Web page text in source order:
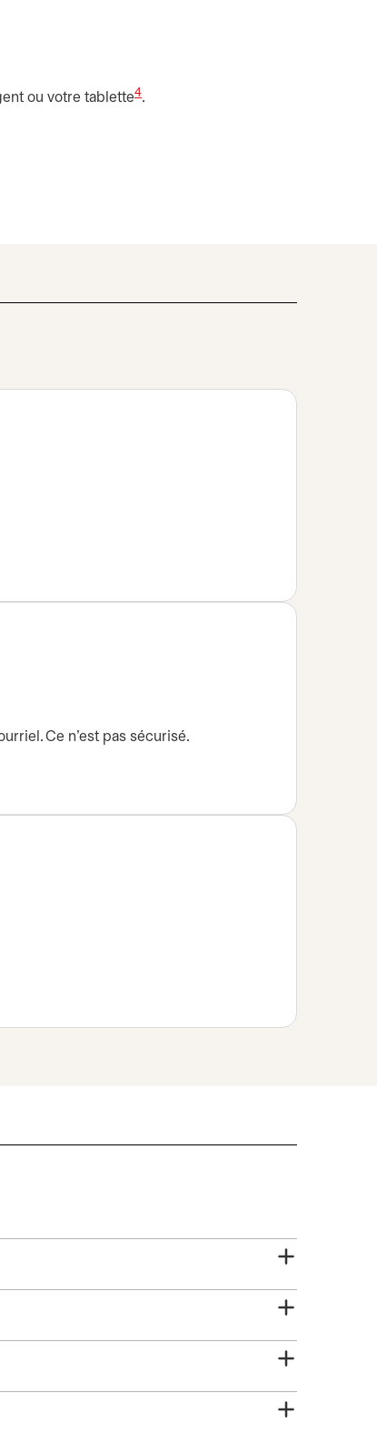
ou votre tablette4.
Ce n’est pas sécurisé.